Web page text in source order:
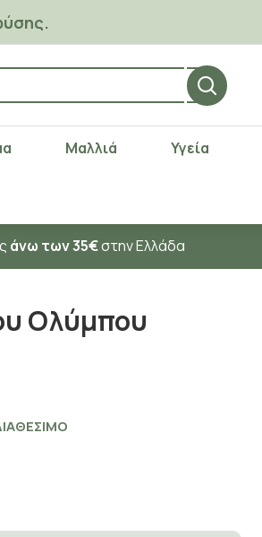
Μαλλιά Υγεία
άνω των 35€στην Ελλάδα
Ολύμπου